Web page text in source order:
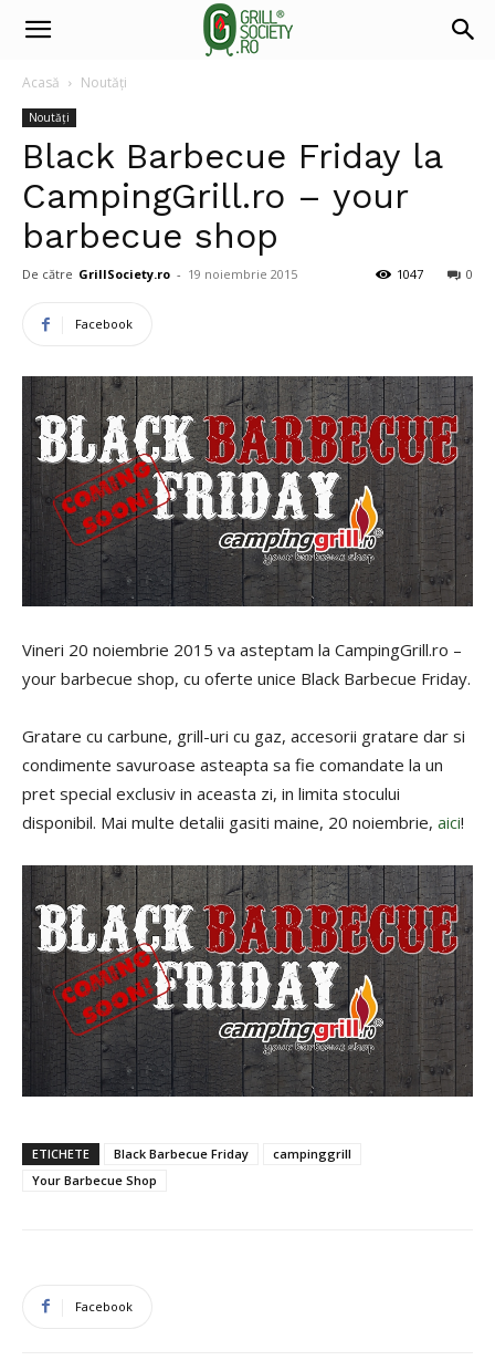
Acasă Noutăți
Noutăți
Black Barbecue Friday la
CampingGrill.ro – your
barbecue shop
De către GrillSociety.ro - 19 noiembrie 2015 0
1047
Facebook
Vineri 20 noiembrie 2015 va asteptam la CampingGrill.ro –
your barbecue shop, cu oferte unice Black Barbecue Friday.
Gratare cu carbune, grill-uri cu gaz, accesorii gratare dar si
condimente savuroase asteapta sa fie comandate la un
pret special exclusiv in aceasta zi, in limita stocului
disponibil. Mai multe detalii gasiti maine, 20 noiembrie, aici!
ETICHETE Black Barbecue Friday
campinggrill
Your Barbecue Shop
Facebook